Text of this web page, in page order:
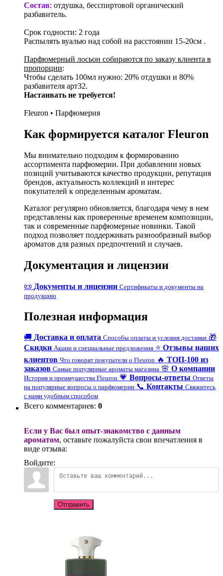
Состав: отдушка, бесспиртовой органический
разбавитель.
Срок годности: 2 года
Распылять вуалью над собой на расстоянии 15-20см .
Парфюмерный лосьон собираются по заказу клиента в
пропорции:
Чтобы сделать 100мл нужно: 20% отдушки и 80%
разбавителя арт32.
Настаивать не требуется!
Fleuron • Парфюмерия
Как формируется каталог Fleuron
Мы внимательно подходим к формированию
ассортимента парфюмерии. При добавлении новых
позиций учитываются качество продукции, репутация
брендов, актуальность коллекций и интерес
покупателей к определенным ароматам.
Каталог регулярно обновляется, благодаря чему в нем
представлены как проверенные временем композиции,
так и современные парфюмерные новинки. Такой
подход позволяет поддерживать разнообразный выбор
ароматов для разных предпочтений и случаев.
Документация и лицензии
📜 Документы и лицензии Сертификаты и документы на
продукцию
Полезная информация
🚚 Доставка и оплата Способы оплаты и условия доставки 🎁
Скидки Акции и специальные предложения ⭐ Отзывы наших
клиентов Что говорят покупатели о Fleuron 🔥 ТОП-100 из
заказов Самые популярные ароматы магазина 🌸 О компании
История и преимущества Fleuron 💗 Вопросы-ответы Ответы
на популярные вопросы о парфюмерии 📞 Контакты Свяжитесь
с нами удобным способом
Всего комментариев: 0
Если у Вас был опыт-знакомство с данным
ароматом, оставьте пожалуйста свои впечатления в
виде отзыва:
Войдите:
Отправить